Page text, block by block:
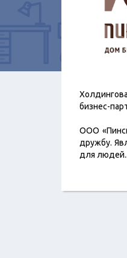
бизнес-
ООО
дружбу.
для людей